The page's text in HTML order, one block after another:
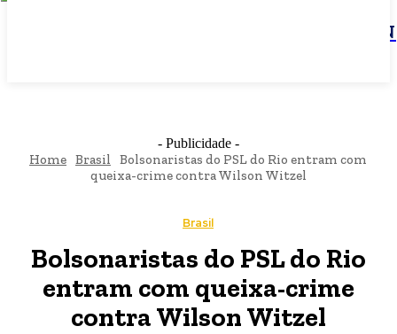
JBN
- Publicidade -
Home Brasil
Bolsonaristas do PSL do Rio entram com
queixa-crime contra Wilson Witzel
Brasil
Bolsonaristas do PSL do Rio
entram com queixa-crime
contra Wilson Witzel